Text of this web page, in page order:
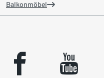
Balkonmöbel
facebook youtube